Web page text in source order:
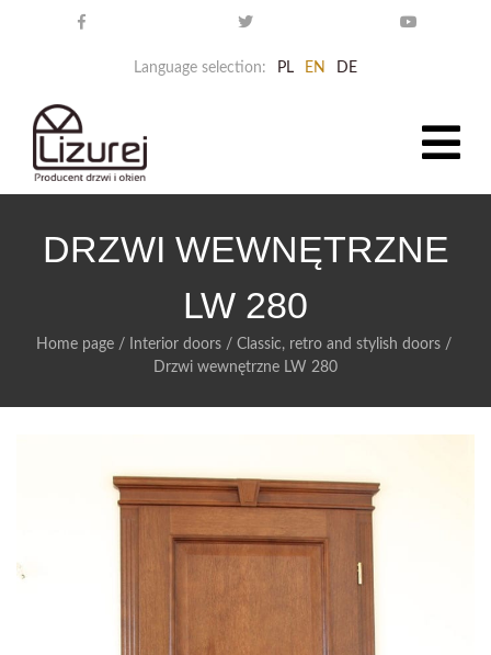
Language selection: PL EN DE
DRZWI WEWNĘTRZNE
LW 280
Home page/ Interior doors/ Classic, retro and stylish doors/
Drzwi wewnętrzne LW 280